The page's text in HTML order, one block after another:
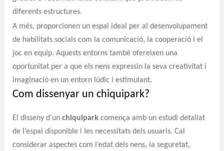
diferents estructures.
A més, proporcionen un espai ideal per al desenvolupament
de habilitats socials com la comunicació, la cooperació i el
joc en equip. Aquests entorns també ofereixen una
oportunitat per a que els nens expressin la seva creativitat i
imaginació en un entorn lúdic i estimulant.
Com dissenyar un chiquipark?
El disseny d’un chiquiparkcomença amb un estudi detallat
de l’espai disponible i les necessitats dels usuaris. Cal
considerar aspectes com l’edat dels nens, la seguretat,